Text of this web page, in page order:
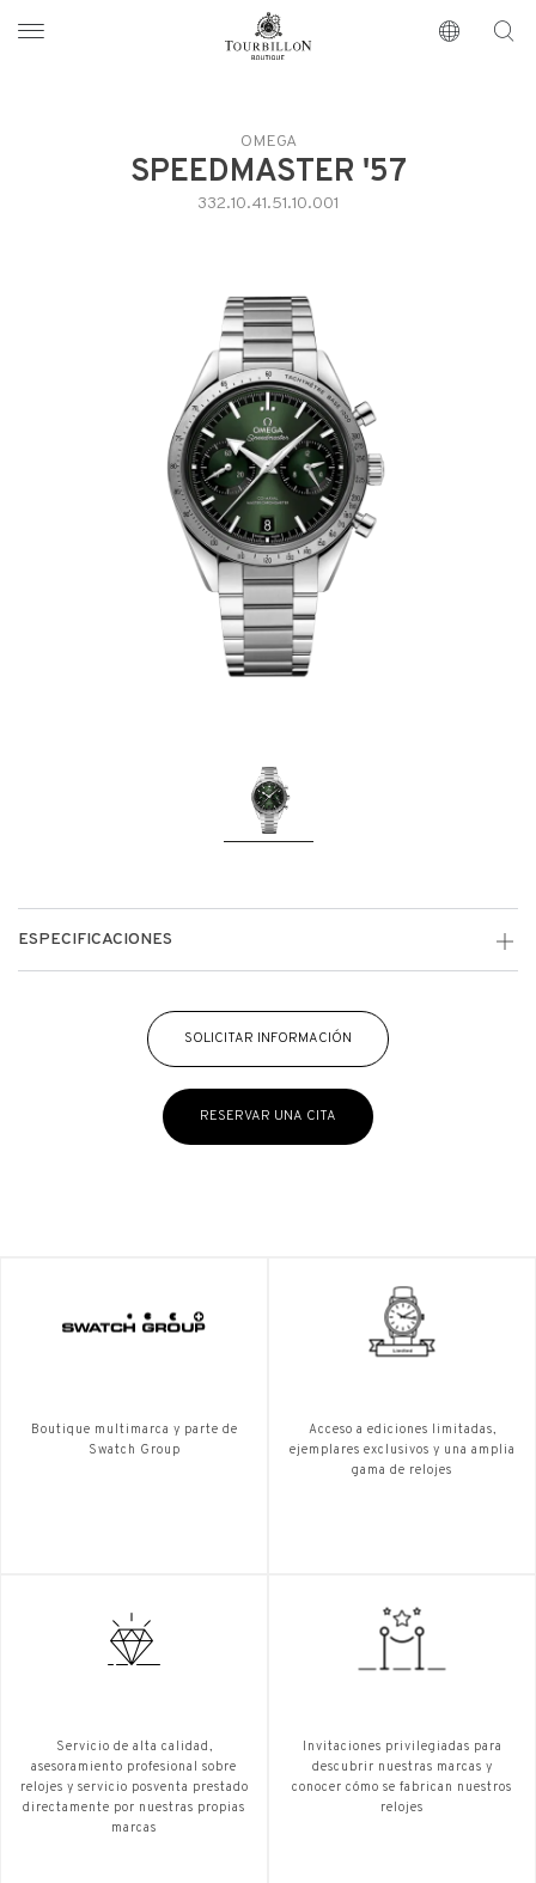
https://www.tourbillon.com/es
OMEGA
SPEEDMASTER '57
332.10.41.51.10.001
ESPECIFICACIONES
SOLICITAR INFORMACIÓN
RESERVAR UNA CITA
Boutique multimarca y parte de
Swatch Group
Acceso a ediciones limitadas,
ejemplares exclusivos y una amplia
gama de relojes
Servicio de alta calidad,
asesoramiento profesional sobre
relojes y servicio posventa prestado
directamente por nuestras propias
marcas
Invitaciones privilegiadas para
descubrir nuestras marcas y
conocer cómo se fabrican nuestros
relojes